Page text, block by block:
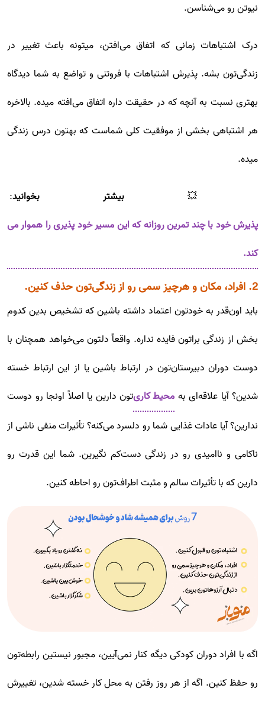
نیوتن رو می‌شناسن.
درک اشتباهات زمانی که اتفاق می‌افتن، میتونه باعث تغییر در
زندگی‌تون بشه. پذیرش اشتباهات با فروتنی و تواضع به شما دیدگاه
بهتری نسبت به آنچه که در حقیقت داره اتفاق می‌افته میده. بالاخره
هر اشتباهی بخشی از موفقیت کلی شماست که بهتون درس زندگی
میده.
💥 بیشتر بخوانید:
پذیرش خود با چند تمرین روزانه که این مسیر خود پذیری را هموار می
کند.
2. افراد، مکان و هرچیز سمی رو از زندگی‌تون حذف کنین.
باید او‌ن‌قدر به خودتون اعتماد داشته باشین که تشخیص بدین کدوم
بخش از زندگی براتون فایده‌ نداره. واقعاً دلتون می‌خواهد همچنان با
دوست دوران دبیرستان‌تون در ارتباط باشین یا از این ارتباط خسته
شدین؟ آیا علاقه‌ای به محیط کاری‌تون دارین یا اصلاً اونجا رو دوست
ندارین؟ آیا عادات غذایی شما رو دلسرد می‌کنه؟ تأثیرات منفی ناشی از
ناکامی و ناامیدی رو در زندگی دست‌کم نگیرین. شما این قدرت رو
دارین که با تأثیرات سالم و مثبت اطراف‌تون رو احاطه کنین.
اگه با افراد دوران کودکی دیگه کنار نمی‌آیین، مجبور نیستین رابطه‌تون
رو حفظ کنین. اگه از هر روز رفتن به محل کار خسته شدین، تغییرش